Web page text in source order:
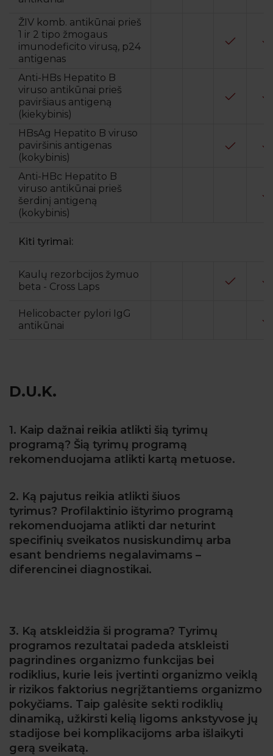
ŽIV komb. antikūnai prieš
1 ir 2 tipo žmogaus
imunodeficito virusą, p24
antigenas
Anti-HBs Hepatito B
viruso antikūnai prieš
paviršiaus antigeną
(kiekybinis)
HBsAg Hepatito B viruso
paviršinis antigenas
(kokybinis)
Anti-HBc Hepatito B
viruso antikūnai prieš
šerdinį antigeną
(kokybinis)
Kiti tyrimai:
Kaulų rezorbcijos žymuo
beta - Cross Laps
Helicobacter pylori IgG
antikūnai
D.U.K.
1. Kaip dažnai reikia atlikti šią tyrimų
programą? Šią tyrimų programą
rekomenduojama atlikti kartą metuose.
2. Ką pajutus reikia atlikti šiuos
tyrimus? Profilaktinio ištyrimo programą
rekomenduojama atlikti dar neturint
specifinių sveikatos nusiskundimų arba
esant bendriems negalavimams –
diferencinei diagnostikai.
3. Ką atskleidžia ši programa? Tyrimų
programos rezultatai padeda atskleisti
pagrindines organizmo funkcijas bei
rodiklius, kurie leis įvertinti organizmo veiklą
ir rizikos faktorius negrįžtantiems organizmo
pokyčiams. Taip galėsite sekti rodiklių
dinamiką, užkirsti kelią ligoms ankstyvose jų
stadijose bei komplikacijoms arba išlaikyti
gerą sveikatą.